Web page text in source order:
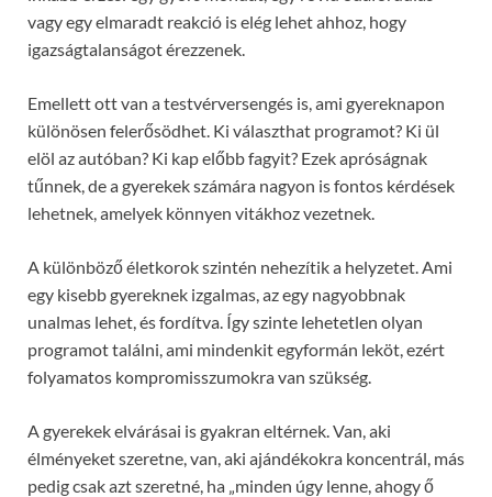
vagy egy elmaradt reakció is elég lehet ahhoz, hogy
igazságtalanságot érezzenek.
Emellett ott van a testvérversengés is, ami gyereknapon
különösen felerősödhet. Ki választhat programot? Ki ül
elöl az autóban? Ki kap előbb fagyit? Ezek apróságnak
tűnnek, de a gyerekek számára nagyon is fontos kérdések
lehetnek, amelyek könnyen vitákhoz vezetnek.
A különböző életkorok szintén nehezítik a helyzetet. Ami
egy kisebb gyereknek izgalmas, az egy nagyobbnak
unalmas lehet, és fordítva. Így szinte lehetetlen olyan
programot találni, ami mindenkit egyformán leköt, ezért
folyamatos kompromisszumokra van szükség.
A gyerekek elvárásai is gyakran eltérnek. Van, aki
élményeket szeretne, van, aki ajándékokra koncentrál, más
pedig csak azt szeretné, ha „minden úgy lenne, ahogy ő